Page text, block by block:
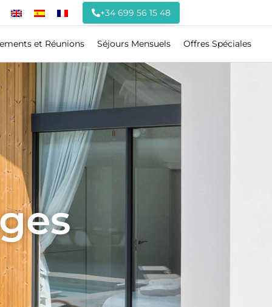
+34 699 56 15 48
et Réunions Séjours Mensuels Offres Spéciales